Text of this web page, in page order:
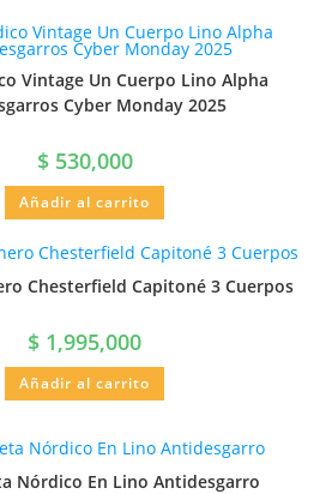
Vintage Un Cuerpo Lino Alpha
Cyber Monday 2025
$530,000
Añadir al carrito
Chesterfield Capitoné 3 Cuerpos
$ 1,995,000
Añadir al carrito
Nórdico En Lino Antidesgarro